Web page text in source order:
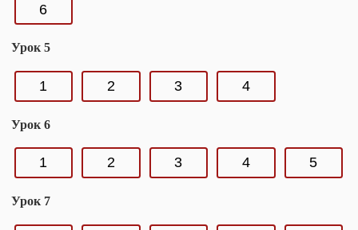
6
Урок 5
1 2 3 4
Урок 6
1 2 3 4 5
Урок 7